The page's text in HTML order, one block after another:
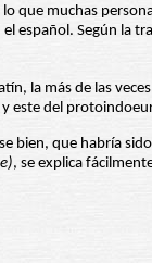
lo que muchas
español. Según la
la más de las
este del
bien, que habría
, se explica